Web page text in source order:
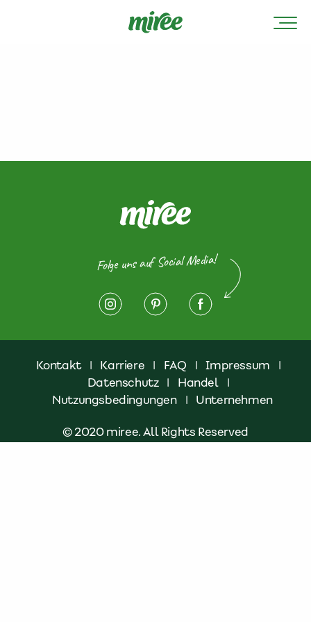
Folge uns auf Social Media!
Kontakt | Karriere | FAQ | Impressum
|
Datenschutz | Handel
|
Nutzungsbedingungen
| Unternehmen
© 2020 miree. All Rights Reserved